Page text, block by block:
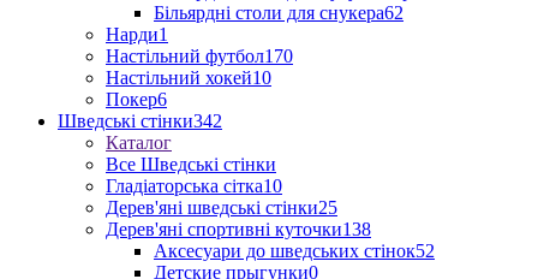
Більярдні столи для снукера62
Нарди1
Настільний футбол170
Настільний хокей10
Покер6
Шведські стінки342
Каталог
Все Шведські стінки
Гладіаторська сітка10
Дерев'яні шведські стінки25
Дерев'яні спортивні куточки138
Аксесуари до шведських стінок52
Детские прыгунки0